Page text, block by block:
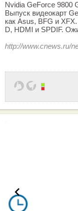
Nvidia GeForce 9800
Выпуск видеокарт
как Asus, BFG и
D, HDMI и SPDIF.
http://www.cnews.ru/